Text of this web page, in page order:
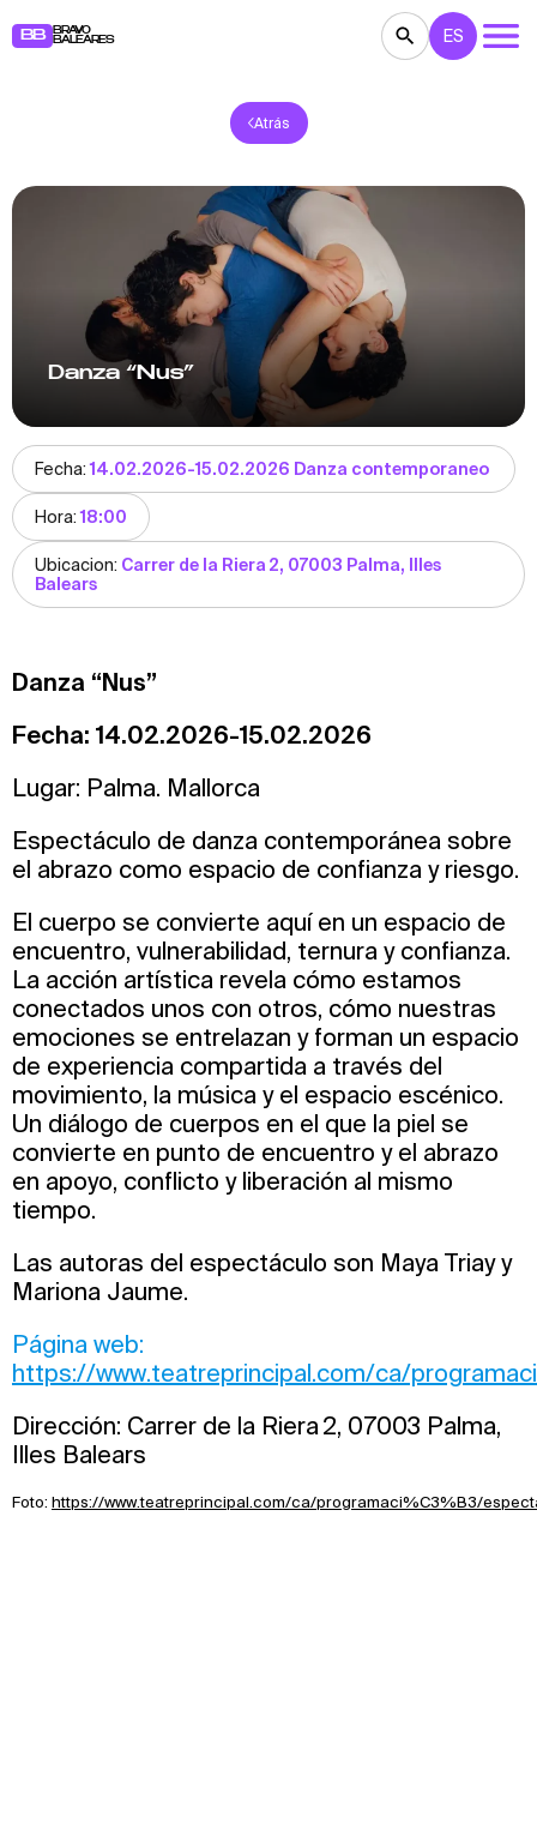
BB
BRAVO
BALEARES
TEATRO
RESTAURANTES MERCADILLOS
PARA NIÑOS BB NOTE
ES
Atrás
Danza “Nus”
Fecha:14.02.2026-15.02.2026 Danza contemporaneo
Hora:18:00
Ubicacion: Carrer de la Riera 2, 07003 Palma, Illes
Balears
Danza “Nus”
Fecha: 14.02.2026-15.02.2026
Lugar: Palma. Mallorca
Espectáculo de danza contemporánea sobre
el abrazo como espacio de confianza y riesgo.
El cuerpo se convierte aquí en un espacio de
encuentro, vulnerabilidad, ternura y confianza.
La acción artística revela cómo estamos
conectados unos con otros, cómo nuestras
emociones se entrelazan y forman un espacio
de experiencia compartida a través del
movimiento, la música y el espacio escénico.
Un diálogo de cuerpos en el que la piel se
convierte en punto de encuentro y el abrazo
en apoyo, conflicto y liberación al mismo
tiempo.
Las autoras del espectáculo son Maya Triay y
Mariona Jaume.
Página web:
https://www.teatreprincipal.com/ca/
Dirección: Carrer de la Riera 2, 07003 Palma,
Illes Balears
Foto: https://www.teatreprincipal.com/ca/programaci%C3%B3/